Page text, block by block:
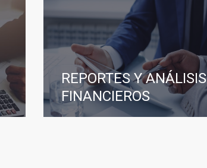
REPORTES Y ANÁLISIS
FINANCIEROS